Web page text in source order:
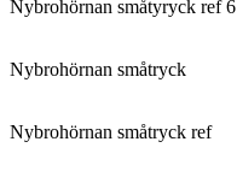
Nybrohörnan småtyryck ref 6
Nybrohörnan småtryck
Nybrohörnan småtryck ref